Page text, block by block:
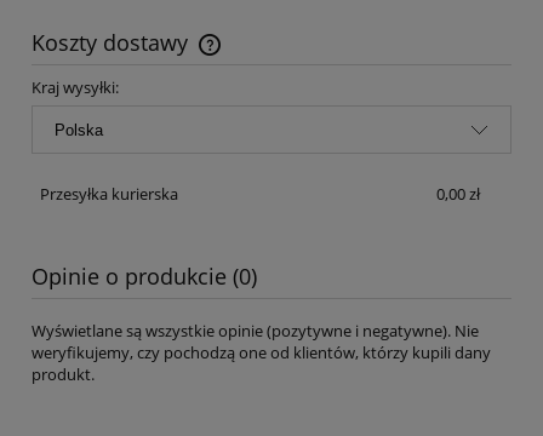
Koszty dostawy
Cena nie zawiera ewentualnych kosztów płatności
Kraj wysyłki:
Przesyłka kurierska 0,00 zł
Opinie o produkcie (0)
Wyświetlane są wszystkie opinie (pozytywne i negatywne). Nie
weryfikujemy, czy pochodzą one od klientów, którzy kupili dany
produkt.